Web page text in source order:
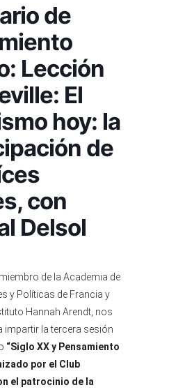
de
Lección
El
hoy: la
de
con
Delsol
, miembro de la Academia de
y Políticas de Francia y
Hannah Arendt, nos
impartir la tercera sesión
“Siglo XX y Pensamiento
por el Club
el patrocinio de la